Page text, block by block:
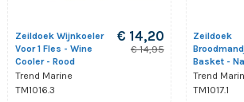
Zeildoek Wijnkoeler
Voor 1 Fles - Wine
Cooler - Rood
Trend Marine
TM1016.3
€ 14,20
€ 14,95
Zeildoek
Basket -
Trend
TM1017.1